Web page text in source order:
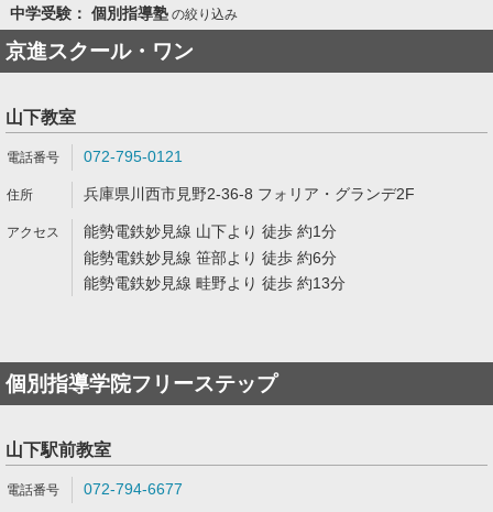
中学受験： 個別指導塾の絞り込み
京進スクール・ワン
山下教室
072-795-0121
兵庫県川西市見野2-36-8 フォリア・グランデ2F
能勢電鉄妙見線 山下より 徒歩 約1分
能勢電鉄妙見線 笹部より 徒歩 約6分
能勢電鉄妙見線 畦野より 徒歩 約13分
個別指導学院フリーステップ
山下駅前教室
072-794-6677